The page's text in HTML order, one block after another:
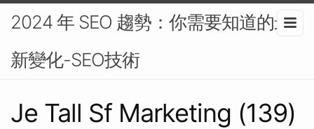
2024 年 SEO 趨勢：你需要知道的最
新變化-SEO技術
Je Tall Sf Marketing (139)